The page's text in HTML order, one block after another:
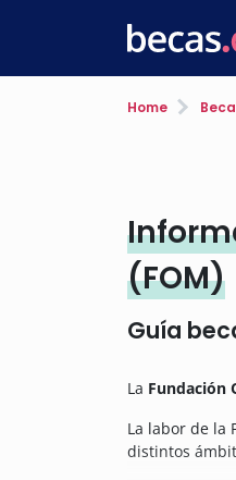
Home
(FOM)
Guía
La Fundación
La labor de la
distintos